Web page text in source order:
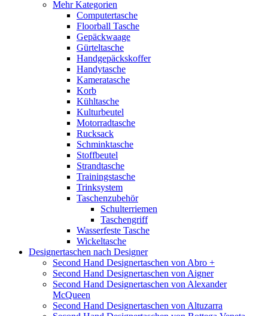
Mehr Kategorien
Computertasche
Floorball Tasche
Gepäckwaage
Gürteltasche
Handgepäckskoffer
Handytasche
Kameratasche
Korb
Kühltasche
Kulturbeutel
Motorradtasche
Rucksack
Schminktasche
Stoffbeutel
Strandtasche
Trainingstasche
Trinksystem
Taschenzubehör
Schulterriemen
Taschengriff
Wasserfeste Tasche
Wickeltasche
Designertaschen nach Designer
Second Hand Designertaschen von Abro +
Second Hand Designertaschen von Aigner
Second Hand Designertaschen von Alexander
McQueen
Second Hand Designertaschen von Altuzarra